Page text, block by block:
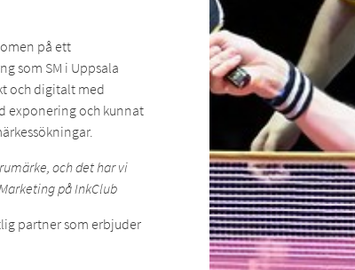
på ett
som SM i Uppsala
och digitalt med
exponering och kunnat
och det har vi
på InkClub
partner som erbjuder